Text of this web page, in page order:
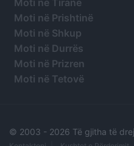
Moti në Tiranë
Moti në Prishtinë
Moti në Shkup
Moti në Durrës
Moti në Prizren
Moti në Tetovë
© 2003 - 2026 Të gjitha të